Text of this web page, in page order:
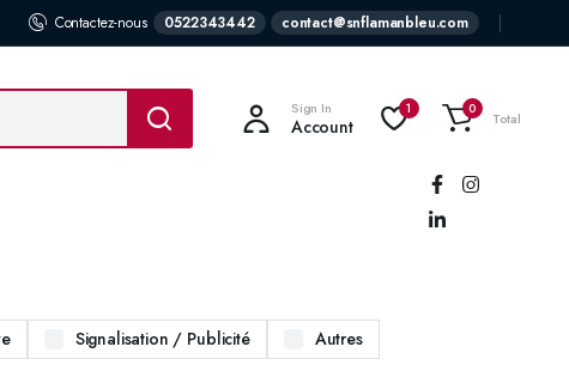
Contactez-nous 0522343442 contact@snflamanbleu.com
Sign In
Account
1 0
Total
Signalisation / Publicité
Autres